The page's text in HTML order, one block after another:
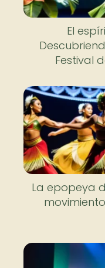
El
Festival
La epopeya